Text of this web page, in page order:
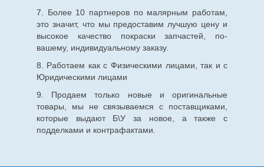
7. Более 10 партнеров по малярным работам,
это значит, что мы предоставим лучшую цену и
высокое качество покраски запчастей, по-
вашему, индивидуальному заказу.
8. Работаем как с Физическими лицами, так и с
Юридическими лицами
9. Продаем только новые и оригинальные
товары, мы не связываемся с поставщиками,
которые выдают Б\У за новое, а также с
подделками и контрафактами.